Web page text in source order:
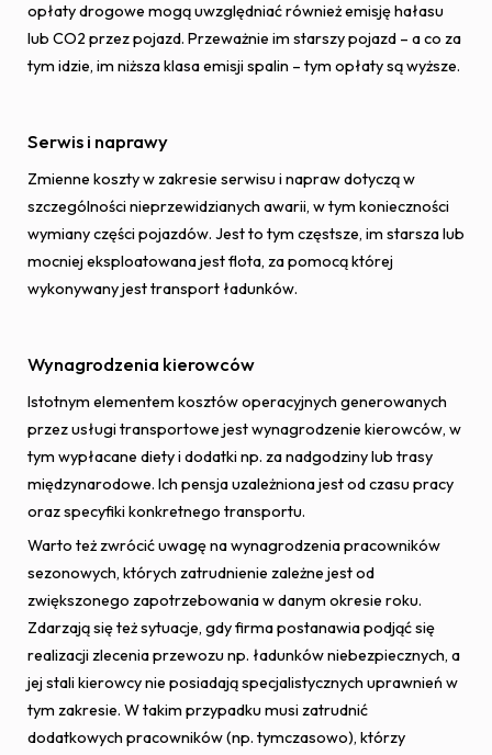
opłaty drogowe mogą uwzględniać również emisję hałasu
lub CO2 przez pojazd. Przeważnie im starszy pojazd – a co za
tym idzie, im niższa klasa emisji spalin – tym opłaty są wyższe.
Serwis i naprawy
Zmienne koszty w zakresie serwisu i napraw dotyczą w
szczególności nieprzewidzianych awarii, w tym konieczności
wymiany części pojazdów. Jest to tym częstsze, im starsza lub
mocniej eksploatowana jest flota, za pomocą której
wykonywany jest transport ładunków.
Wynagrodzenia kierowców
Istotnym elementem kosztów operacyjnych generowanych
przez usługi transportowe jest wynagrodzenie kierowców, w
tym wypłacane diety i dodatki np. za nadgodziny lub trasy
międzynarodowe. Ich pensja uzależniona jest od czasu pracy
oraz specyfiki konkretnego transportu.
Warto też zwrócić uwagę na wynagrodzenia pracowników
sezonowych, których zatrudnienie zależne jest od
zwiększonego zapotrzebowania w danym okresie roku.
Zdarzają się też sytuacje, gdy firma postanawia podjąć się
realizacji zlecenia przewozu np. ładunków niebezpiecznych, a
jej stali kierowcy nie posiadają specjalistycznych uprawnień w
tym zakresie. W takim przypadku musi zatrudnić
dodatkowych pracowników (np. tymczasowo), którzy